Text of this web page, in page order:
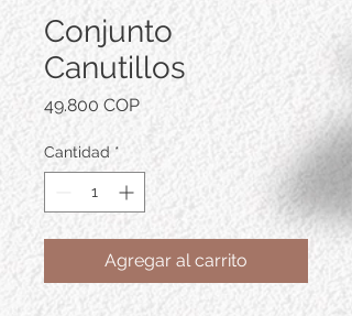
Conjunto
Canutillos
49.800 COPPrecio
Cantidad *
Agregar al carrito